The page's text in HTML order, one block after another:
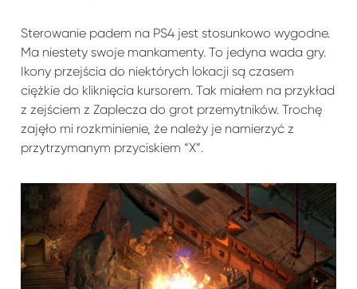
Sterowanie padem na PS4 jest stosunkowo wygodne.
Ma niestety swoje mankamenty. To jedyna wada gry.
Ikony przejścia do niektórych lokacji są czasem
ciężkie do kliknięcia kursorem. Tak miałem na przykład
z zejściem z Zaplecza do grot przemytników. Trochę
zajęło mi rozkminienie, że należy je namierzyć z
przytrzymanym przyciskiem “X”.